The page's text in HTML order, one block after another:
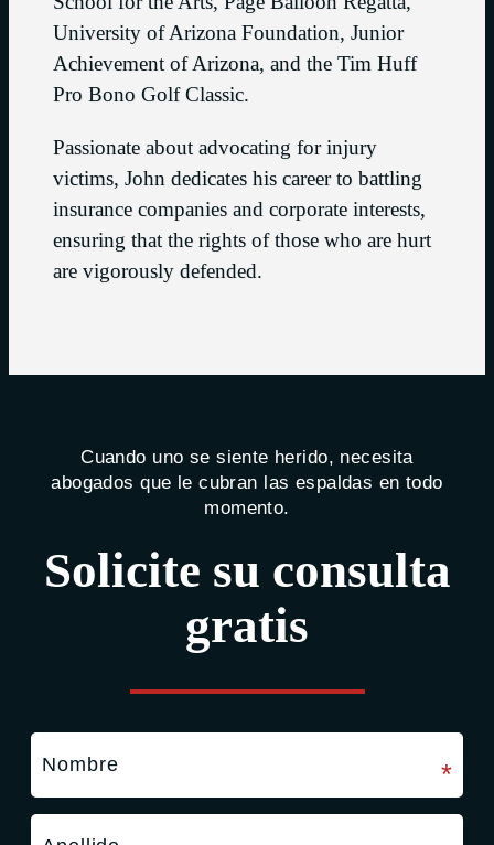
University of Arizona Foundation, Junior
Achievement of Arizona, and the Tim Huff
Pro Bono Golf Classic.
Passionate about advocating for injury
victims, John dedicates his career to battling
insurance companies and corporate interests,
ensuring that the rights of those who are hurt
are vigorously defended.
Cuando uno se siente herido, necesita
abogados que le cubran las espaldas en todo
momento.
Solicite su consulta
gratis